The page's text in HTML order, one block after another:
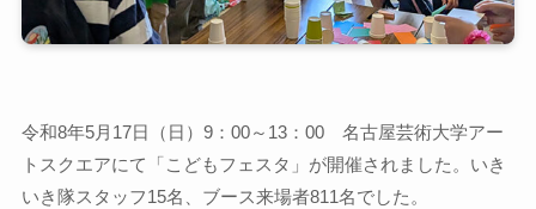
令和8年5月17日（日）9：00～13：00 名古屋芸術大学アー
トスクエアにて「こどもフェスタ」が開催されました。いき
いき隊スタッフ15名、ブース来場者811名でした。